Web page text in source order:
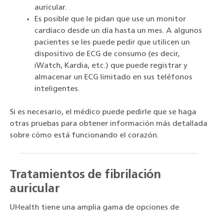
auricular.
Es posible que le pidan que use un monitor
cardíaco desde un día hasta un mes. A algunos
pacientes se les puede pedir que utilicen un
dispositivo de ECG de consumo (es decir,
iWatch, Kardia, etc.) que puede registrar y
almacenar un ECG limitado en sus teléfonos
inteligentes.
Si es necesario, el médico puede pedirle que se haga
otras pruebas para obtener información más detallada
sobre cómo está funcionando el corazón.
Tratamientos de fibrilación
auricular
UHealth tiene una amplia gama de opciones de